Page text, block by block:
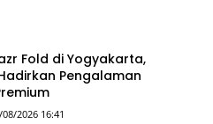
Fold di Yogyakarta,
Pengalaman
2026 16:41